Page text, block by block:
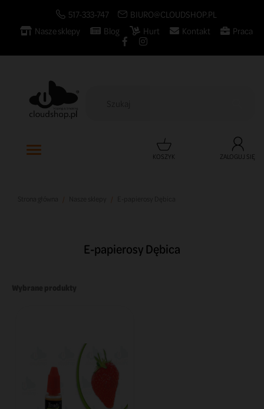
517-333-747
BIURO@CLOUDSHOP.PL
Nasze sklepy
Blog Hurt Kontakt Praca
KOSZYK ZALOGUJ SIĘ
E-papierosy Dębica